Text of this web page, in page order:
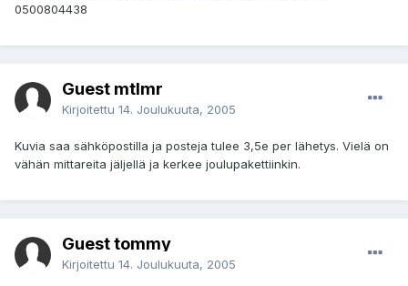
0500804438
Guest mtlmr
Kirjoitettu 14. Joulukuuta, 2005
Kuvia saa sähköpostilla ja posteja tulee 3,5e per lähetys. Vielä on
vähän mittareita jäljellä ja kerkee joulupakettiinkin.
Guest tommy
Kirjoitettu 14. Joulukuuta, 2005